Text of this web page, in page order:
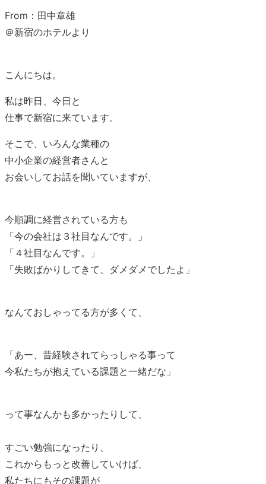
From：田中章雄
＠新宿のホテルより
こんにちは。
私は昨日、今日と
仕事で新宿に来ています。
そこで、いろんな業種の
中小企業の経営者さんと
お会いしてお話を聞いていますが、
今順調に経営されている方も
「今の会社は３社目なんです。」
「４社目なんです。」
「失敗ばかりしてきて、ダメダメでしたよ」
なんておしゃってる方が多くて、
「あー、昔経験されてらっしゃる事って
今私たちが抱えている課題と一緒だな」
って事なんかも多かったりして、
すごい勉強になったり、
これからもっと改善していけば、
私たちにもその課題が